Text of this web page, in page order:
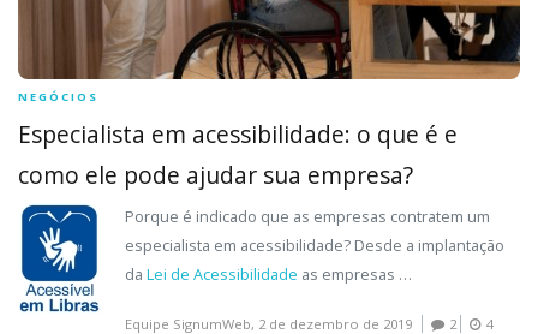
NEGÓCIOS
Especialista em acessibilidade: o que é e
como ele pode ajudar sua empresa?
Porque é indicado que as empresas contratem um
especialista em acessibilidade? Desde a implantação
daLei de Acessibilidade as empresas …
Equipe SignumWeb, 2 de dezembro de 2019 2
4